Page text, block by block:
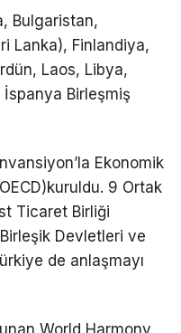
Bulgaristan,
Lanka), Finlandiya,
Laos, Libya,
Birleşmiş
Ekonomik
9 Ortak
Ticaret Birliği
Devletleri ve
de anlaşmayı